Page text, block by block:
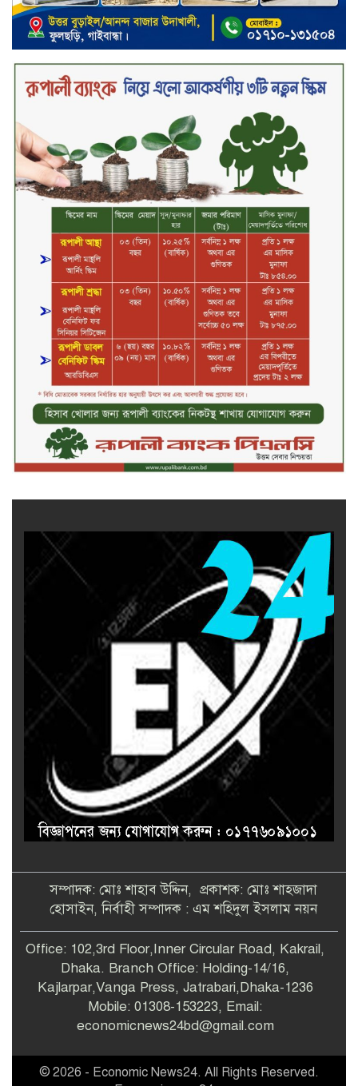
দিবস পালিত
৮ ব্র্যান্ডের ফর্সাকারী ক্রিমে বিপজ্জনক
মাত্রায় মার্কারি, সতর্ক করল বিএসটিআই
জুলাই গণঅভ্যুত্থান ছিল সর্বস্তরের
মানুষের আন্দোলন: মুহাম্মদ ইউনূস
গণতন্ত্র ও আত্মত্যাগের ইতিহাস সংরক্ষণ
করবে জুলাই স্মৃতি জাদুঘর: প্রধানমন্ত্রী
সিলেট ওসমানী বিমানবন্দরে সালাম
এয়ার চালু হচ্ছে ১লা সেপ্টেম্বর হতে
সম্পাদক: মোঃ শাহাব উদ্দিন, প্রকাশক: মোঃ শাহজাদা
হোসাইন, নির্বাহী সম্পাদক : এম শহিদুল ইসলাম নয়ন
Office: 102,3rd Floor,Inner Circular Road, Kakrail,
Dhaka. Branch Office: Holding-14/16,
Kajlarpar,Vanga Press, Jatrabari,Dhaka-1236
Mobile: 01308-153223, Email:
economicnews24bd@gmail.com
© 2026 - Economic News24. All Rights Reserved.